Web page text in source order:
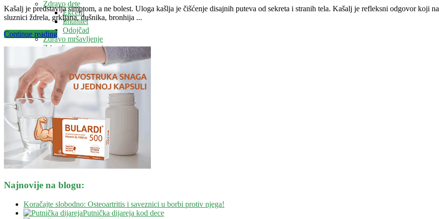
Zdravo dete
Ekcem
Imunitet
Odojčad
Zdravo mršavljenje
Zdravlje nervnog sistema
Vitamini i minerali
Blog
Kontakt
Savetovalište
Kašalj je predstavlja simptom, a ne bolest. Uloga kašlja je čišćenje disajnih puteva od sekreta i stranih tela. Kašalj je refleksni odgovor koji
sluznici ždrela, grkljana, dušnika, bronhija ...
Continue reading
Najnovije na blogu:
Koračajte slobodno: Osteoartritis i saveznici u borbi protiv njega!
Putnička dijareja kod dece